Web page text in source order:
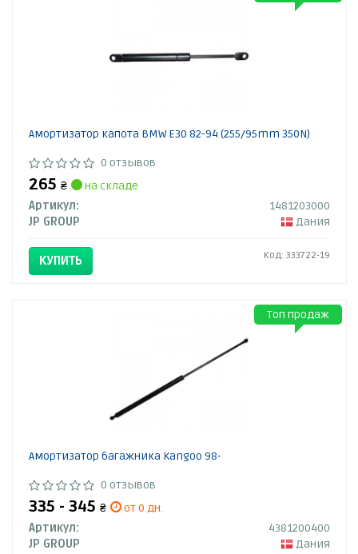
Амортизатор капота BMW E30 82-94 (255/95mm 350N)
0 отзывов
265 ₴
на складе
Артикул:
1481203000
JP GROUP
Дания
КУПИТЬ Код: 333722-19
Амортизатор багажника Kangoo 98-
0 отзывов
335 - 345 ₴
от 0 дн.
Артикул:
4381200400
JP GROUP
Дания
Топ продаж